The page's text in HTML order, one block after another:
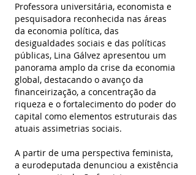
Professora universitária, economista e
pesquisadora reconhecida nas áreas
da economia política, das
desigualdades sociais e das políticas
públicas, Lina Gálvez apresentou um
panorama amplo da crise da economia
global, destacando o avanço da
financeirização, a concentração da
riqueza e o fortalecimento do poder do
capital como elementos estruturais das
atuais assimetrias sociais.
A partir de uma perspectiva feminista,
a eurodeputada denunciou a existência